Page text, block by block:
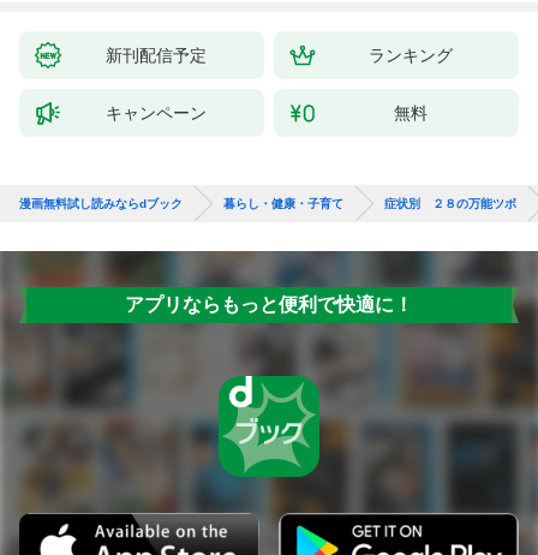
新刊配信予定 ランキング
キャンペーン 無料
漫画無料試し読みならdブック 暮らし・健康・子育て 症状別 ２８の万能ツボ
アプリならもっと便利で快適に！